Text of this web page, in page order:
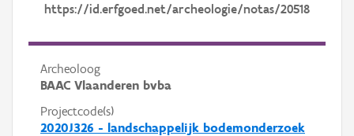
https://id.erfgoed.net/archeologie/notas/20518
Archeoloog
BAAC Vlaanderen bvba
Projectcode(s)
2020J326 - landschappelijk bodemonderzoek